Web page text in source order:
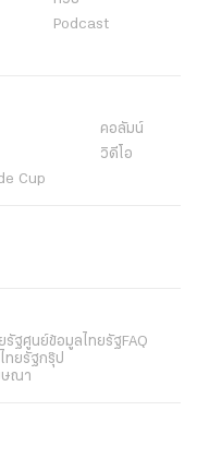
Podcast
คอลัมน์
วิดีโอ
Cup
รัฐศูนย์ข้อมูลไทยรัฐFAQ
ทยรัฐกรุ๊ป
ษณา